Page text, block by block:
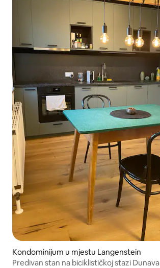
Kondominijum u mjestu Langenstein
Predivan stan na biciklističkoj stazi Dunava